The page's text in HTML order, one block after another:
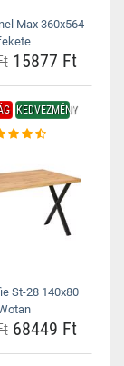
Max 360x564
15877 Ft
KEDVEZMÉNY
St-28 140x80
68449 Ft